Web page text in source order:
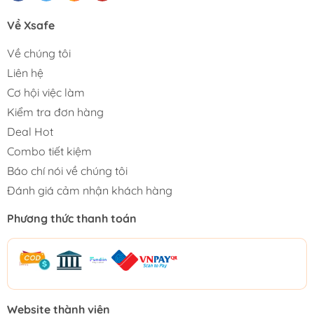
Về Xsafe
Về chúng tôi
Liên hệ
Cơ hội việc làm
Kiểm tra đơn hàng
Deal Hot
Combo tiết kiệm
Báo chí nói về chúng tôi
Đánh giá cảm nhận khách hàng
Phương thức thanh toán
Website thành viên